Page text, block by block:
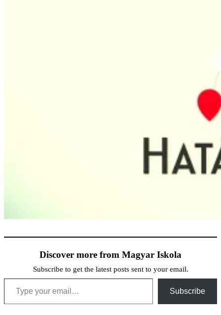
Discover more from Magyar Iskola
Subscribe to get the latest posts sent to your email.
Type your email…
Subscribe